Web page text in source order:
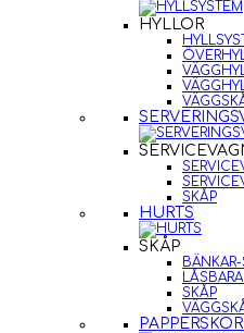
HYLLOR
SKÅP
HURTS
SKÅP
SKÅP